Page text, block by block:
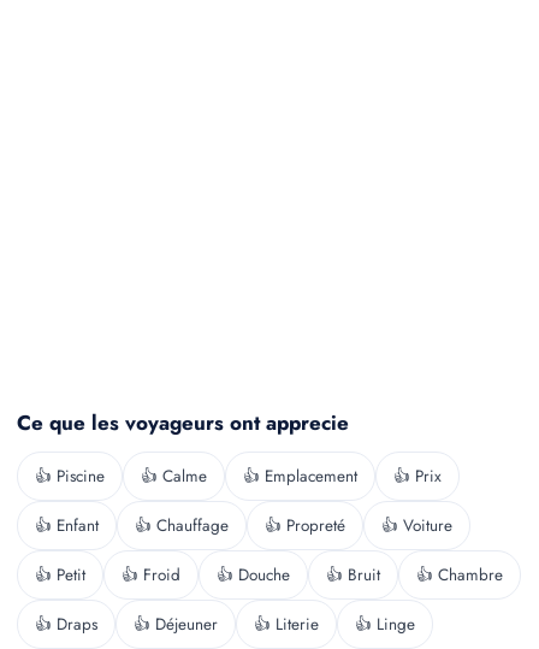
Ce que les voyageurs ont apprecie
👍 Piscine 👍 Calme 👍 Emplacement 👍 Prix
👍 Enfant 👍 Chauffage 👍 Propreté 👍 Voiture
👍 Petit 👍 Froid 👍 Douche 👍 Bruit 👍 Chambre
👍 Draps 👍 Déjeuner 👍 Literie 👍 Linge